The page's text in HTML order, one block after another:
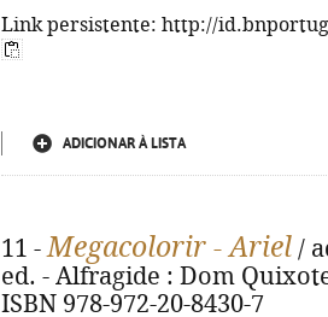
Link persistente: http://
ADICIONAR À LISTA
11 -Megacolorir - Ariel /
ed. - Alfragide : Dom
ISBN 978-972-20-8430-7